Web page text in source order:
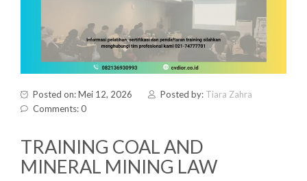
Posted on: Mei 12, 2026 Posted by: Tiara Zahra
Comments: 0
TRAINING COAL AND
MINERAL MINING LAW